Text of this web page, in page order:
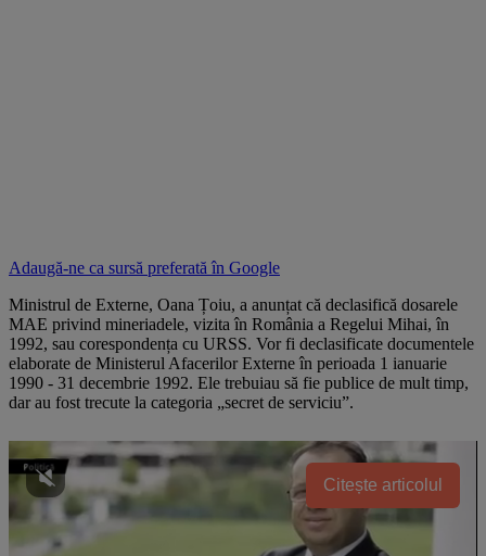
Adaugă-ne ca sursă preferată în Google
Ministrul de Externe, Oana Țoiu, a anunțat că declasifică dosarele
MAE privind mineriadele, vizita în România a Regelui Mihai, în
1992, sau corespondența cu URSS. Vor fi declasificate documentele
elaborate de Ministerul Afacerilor Externe în perioada 1 ianuarie
1990 - 31 decembrie 1992. Ele trebuiau să fie publice de mult timp,
dar au fost trecute la categoria „secret de serviciu”.
Citește articolul